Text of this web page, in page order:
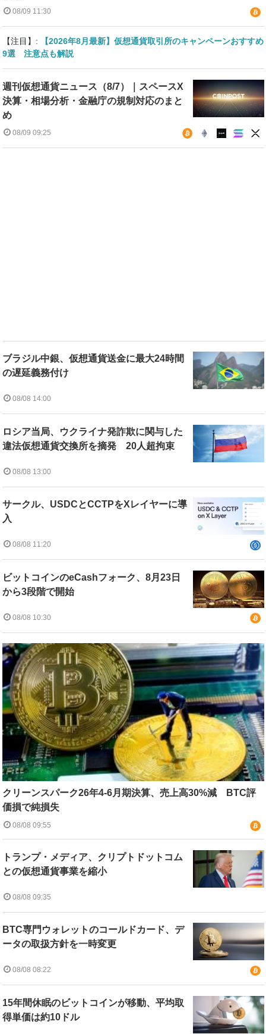
08/09 11:30
【注目】:
【2026年8月最新】仮想通貨取引所のキャンペーンおすすめ
9選 注意点も解説
週刊仮想通貨ニュース（8/7）｜スペースX
決算・相場分析・金融庁の規制対応のまと
め
08/09 09:25
ブラジル中銀、仮想通貨送金に最大24時間
の遅延義務付け
08/08 14:00
ロシア当局、ウクライナ発詐欺に関与した
違法仮想通貨交換所を摘発 20人超拘束
08/08 13:00
サークル、USDCとCCTPをXレイヤーに導
入
08/08 11:20
ビットコインのeCashフォーク、8月23日
から3段階で開始
08/08 10:30
クリーンスパーク26年4-6月期決算、売上高30%減 BTC評
価損で純損失
08/08 09:55
トランプ・メディア、クリプトドットコム
との仮想通貨事業を縮小
08/08 09:35
BTC専門ウォレットのコールドカード、デ
ータの取扱方針を一時変更
08/08 08:22
15年間休眠のビットコインが移動、平均取
得単価は約10ドル